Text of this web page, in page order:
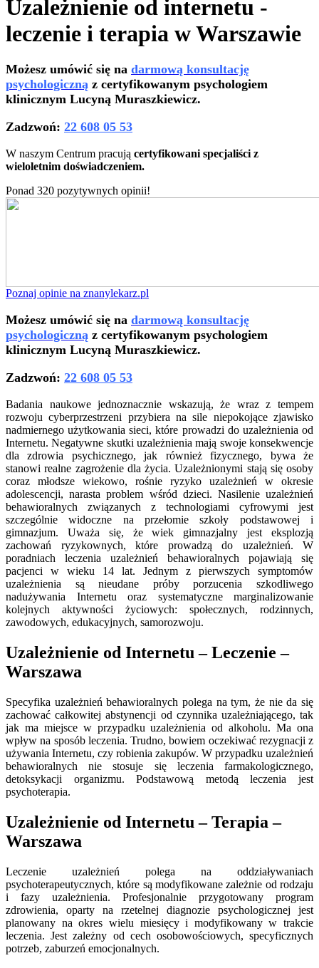
Uzależnienie od internetu -
leczenie i terapia w Warszawie
Możesz umówić się na darmową konsultację
psychologiczną z certyfikowanym psychologiem
klinicznym Lucyną Muraszkiewicz.
Zadzwoń: 22 608 05 53
W naszym Centrum pracują certyfikowani specjaliści z
wieloletnim doświadczeniem.
Ponad 320 pozytywnych opinii!
Poznaj opinie na znanylekarz.pl
Możesz umówić się na darmową konsultację
psychologiczną z certyfikowanym psychologiem
klinicznym Lucyną Muraszkiewicz.
Zadzwoń: 22 608 05 53
Badania naukowe jednoznacznie wskazują, że wraz z tempem
rozwoju cyberprzestrzeni przybiera na sile niepokojące zjawisko
nadmiernego użytkowania sieci, które prowadzi do uzależnienia od
Internetu. Negatywne skutki uzależnienia mają swoje konsekwencje
dla zdrowia psychicznego, jak również fizycznego, bywa że
stanowi realne zagrożenie dla życia. Uzależnionymi stają się osoby
coraz młodsze wiekowo, rośnie ryzyko uzależnień w okresie
adolescencji, narasta problem wśród dzieci. Nasilenie uzależnień
behawioralnych związanych z technologiami cyfrowymi jest
szczególnie widoczne na przełomie szkoły podstawowej i
gimnazjum. Uważa się, że wiek gimnazjalny jest eksplozją
zachowań ryzykownych, które prowadzą do uzależnień. W
poradniach leczenia uzależnień behawioralnych pojawiają się
pacjenci w wieku 14 lat. Jednym z pierwszych symptomów
uzależnienia są nieudane próby porzucenia szkodliwego
nadużywania Internetu oraz systematyczne marginalizowanie
kolejnych aktywności życiowych: społecznych, rodzinnych,
zawodowych, edukacyjnych, samorozwoju.
Uzależnienie od Internetu – Leczenie –
Warszawa
Specyfika uzależnień behawioralnych polega na tym, że nie da się
zachować całkowitej abstynencji od czynnika uzależniającego, tak
jak ma miejsce w przypadku uzależnienia od alkoholu. Ma ona
wpływ na sposób leczenia. Trudno, bowiem oczekiwać rezygnacji z
używania Internetu, czy robienia zakupów. W przypadku uzależnień
behawioralnych nie stosuje się leczenia farmakologicznego,
detoksykacji organizmu. Podstawową metodą leczenia jest
psychoterapia.
Uzależnienie od Internetu – Terapia –
Warszawa
Leczenie uzależnień polega na oddziaływaniach
psychoterapeutycznych, które są modyfikowane zależnie od rodzaju
i fazy uzależnienia. Profesjonalnie przygotowany program
zdrowienia, oparty na rzetelnej diagnozie psychologicznej jest
planowany na okres wielu miesięcy i modyfikowany w trakcie
leczenia. Jest zależny od cech osobowościowych, specyficznych
potrzeb, zaburzeń emocjonalnych.